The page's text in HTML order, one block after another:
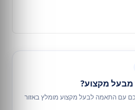
מבעל מקצוע?
עם התאמה לבעל מקצוע מומלץ באזור